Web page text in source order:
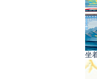
坐